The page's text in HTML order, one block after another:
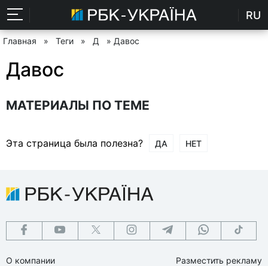
RU
Главная » Теги » Д » Давос
Давос
МАТЕРИАЛЫ ПО ТЕМЕ
Эта страница была полезна? ДА НЕТ
О компании
Разместить рекламу